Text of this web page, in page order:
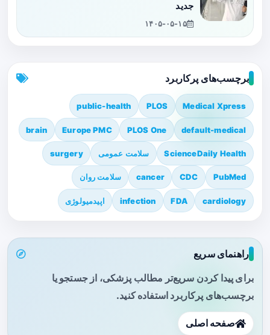
جدید
۱۴۰۵-۰۵-۱۵
برچسب‌های پرکاربرد
Medical Xpress
PLOS
public-health
default-medical
PLOS One
Europe PMC
brain
ScienceDaily Health سلامت عمومی surgery
PubMed
CDC
cancer سلامت روان
cardiology
FDA
infection اپیدمیولوژی
راهنمای سریع
برای پیدا کردن سریع‌تر مطالب پزشکی، از جستجو یا
برچسب‌های پرکاربرد استفاده کنید.
صفحه اصلی